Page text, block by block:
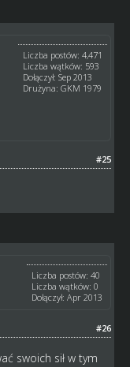
Liczba postów: 4,471
Liczba wątków: 593
Dołączył: Sep 2013
Drużyna: GKM 1979
#25
Liczba postów: 40
Liczba wątków: 0
Dołączył: Apr 2013
#26
swoich sił w tym